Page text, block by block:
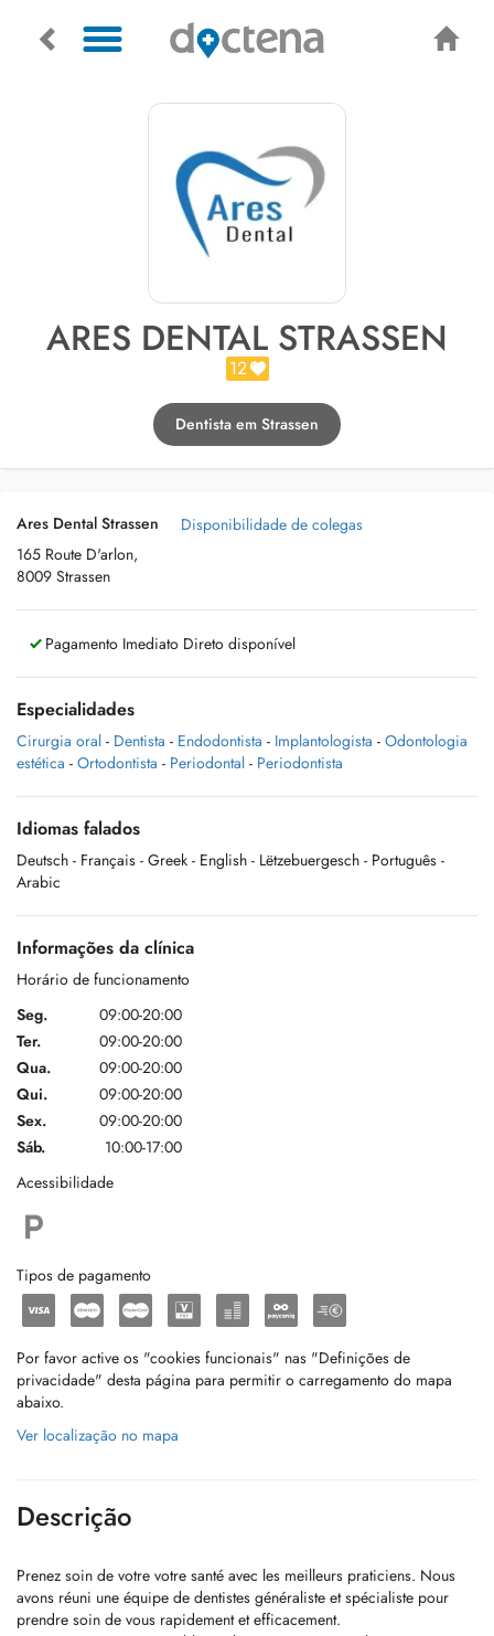
ARES DENTAL STRASSEN
12
Dentista em Strassen
Ares Dental Strassen
165 Route D'arlon,
8009 Strassen
Disponibilidade de colegas
Pagamento Imediato Direto disponível
Especialidades
Cirurgia oral - Dentista - Endodontista - Implantologista - Odontologia
estética - Ortodontista - Periodontal - Periodontista
Idiomas falados
Deutsch - Français - Greek - English - Lëtzebuergesch - Português -
Arabic
Informações da clínica
Horário de funcionamento
Seg.
09:00-20:00
Ter.
09:00-20:00
Qua.
09:00-20:00
Qui.
09:00-20:00
Sex.
09:00-20:00
Sáb.
10:00-17:00
Acessibilidade
Tipos de pagamento
Por favor active os "cookies funcionais" nas "Definições de
privacidade" desta página para permitir o carregamento do mapa
abaixo.
Ver localização no mapa
Descrição
Prenez soin de votre votre santé avec les meilleurs praticiens. Nous
avons réuni une équipe de dentistes généraliste et spécialiste pour
prendre soin de vous rapidement et efficacement.